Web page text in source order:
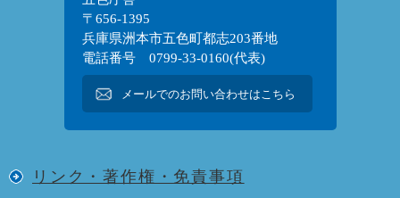
〒656-1395
兵庫県洲本市五色町都志203番地
電話番号 0799-33-0160(代表)
メールでのお問い合わせはこちら
リンク・著作権・免責事項